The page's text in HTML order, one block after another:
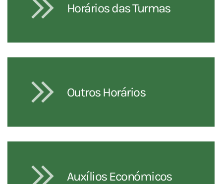
Horários das Turmas
Outros Horários
Auxílios Económicos